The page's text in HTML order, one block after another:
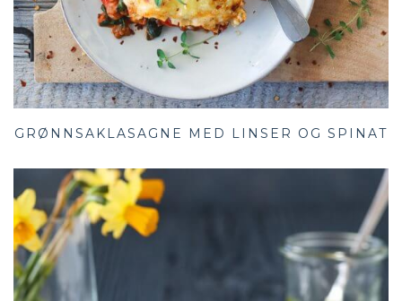
GRØNNSAKLASAGNE MED LINSER OG SPINAT